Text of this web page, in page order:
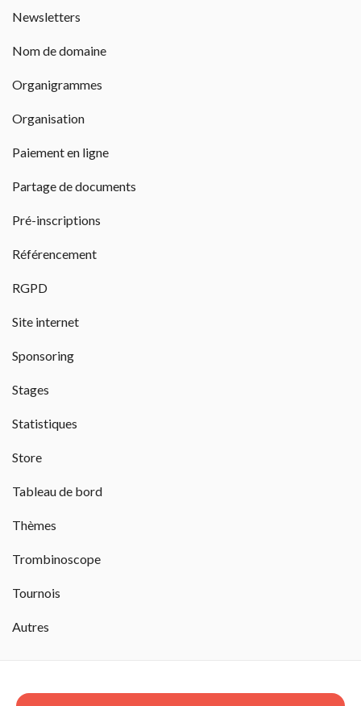
Newsletters
Nom de domaine
Organigrammes
Organisation
Paiement en ligne
Partage de documents
Pré-inscriptions
Référencement
RGPD
Site internet
Sponsoring
Stages
Statistiques
Store
Tableau de bord
Thèmes
Trombinoscope
Tournois
Autres